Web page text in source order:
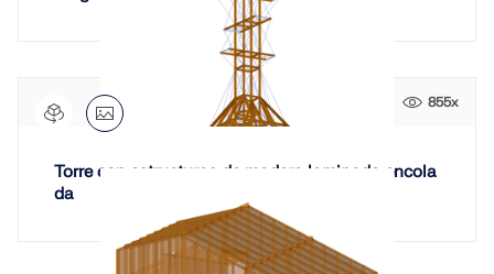
855x
Torre con estructuras de madera laminada encola
da